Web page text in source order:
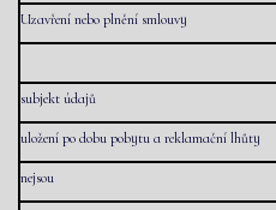
Uzavření nebo plnění smlouvy
subjekt údajů
uložení po dobu pobytu a reklamační lhůty
nejsou